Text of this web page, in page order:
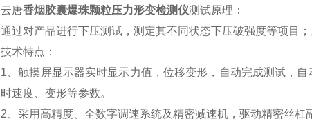
云唐香烟胶囊爆珠颗粒压力形变检测仪测试原理：
通过对产品进行下压测试，测定其不同状态下压破强度等项目
技术特点：
1、触摸屏显示器实时显示力值，位移变形，自动完成测试，
时速度、变形等参数。
2、采用高精度、全数字调速系统及精密减速机，驱动精密丝杠